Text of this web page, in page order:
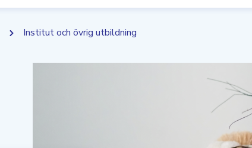
Institut och övrig utbildning